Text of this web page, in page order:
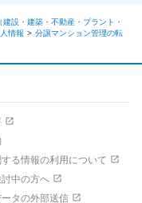
設・建築・不動産・プラント・
情報
分譲マンション管理の転
る情報の利用について
中の方へ
タの外部送信